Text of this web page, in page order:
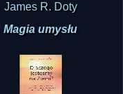
James R. Doty
Magia umysłu